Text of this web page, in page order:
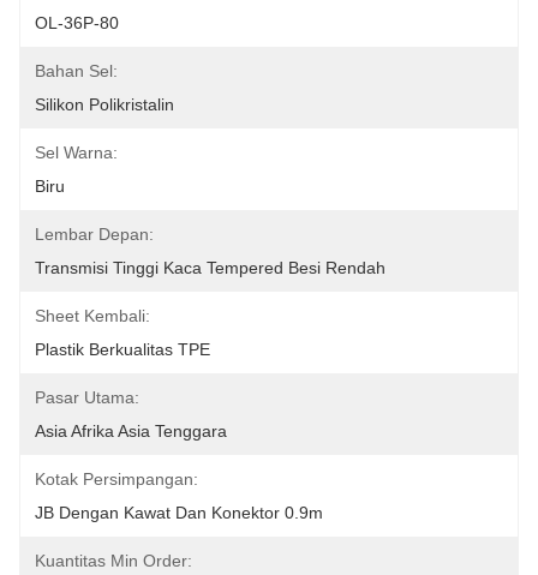
OL-36P-80
Bahan Sel:
Silikon Polikristalin
Sel Warna:
Biru
Lembar Depan:
Transmisi Tinggi Kaca Tempered Besi Rendah
Sheet Kembali:
Plastik Berkualitas TPE
Pasar Utama:
Asia Afrika Asia Tenggara
Kotak Persimpangan:
JB Dengan Kawat Dan Konektor 0.9m
Kuantitas Min Order: